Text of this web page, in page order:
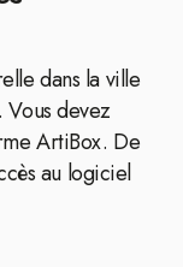
dans la ville
devez
ArtiBox. De
au logiciel